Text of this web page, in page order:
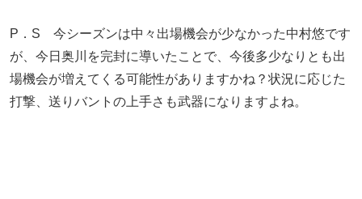
P．S 今シーズンは中々出場機会が少なかった中村悠です
が、今日奥川を完封に導いたことで、今後多少なりとも出
場機会が増えてくる可能性がありますかね？状況に応じた
打撃、送りバントの上手さも武器になりますよね。